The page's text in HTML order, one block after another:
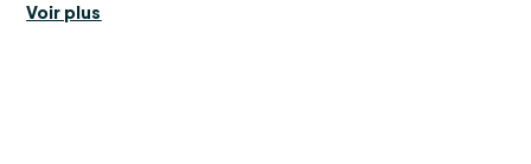
Voir plus